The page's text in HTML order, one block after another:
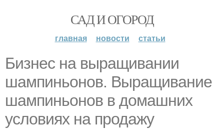
САД И ОГОРОД
главная новости статьи
Бизнес на выращивании
шампиньонов. Выращивание
шампиньонов в домашних
условиях на продажу